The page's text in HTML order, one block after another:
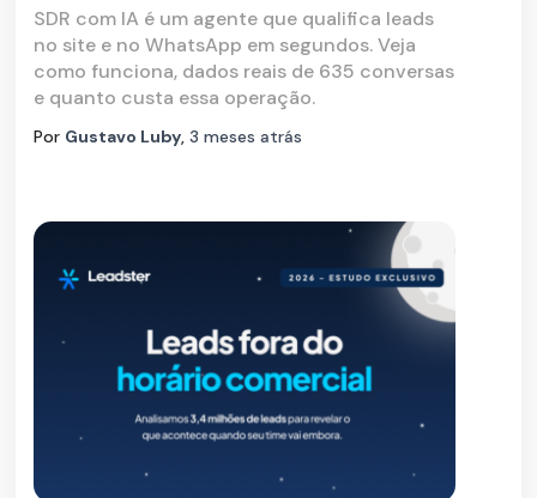
SDR com IA é um agente que qualifica leads
no site e no WhatsApp em segundos. Veja
como funciona, dados reais de 635 conversas
e quanto custa essa operação.
Por Gustavo Luby,3 meses atrás